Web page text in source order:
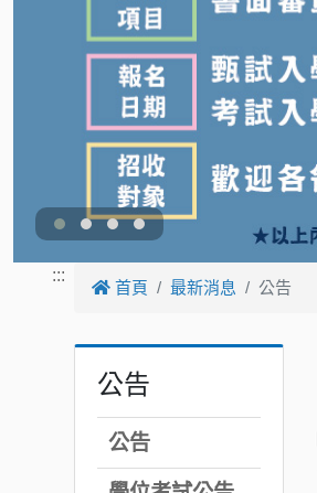
:::
首頁 最新消息 公告
公告
公告